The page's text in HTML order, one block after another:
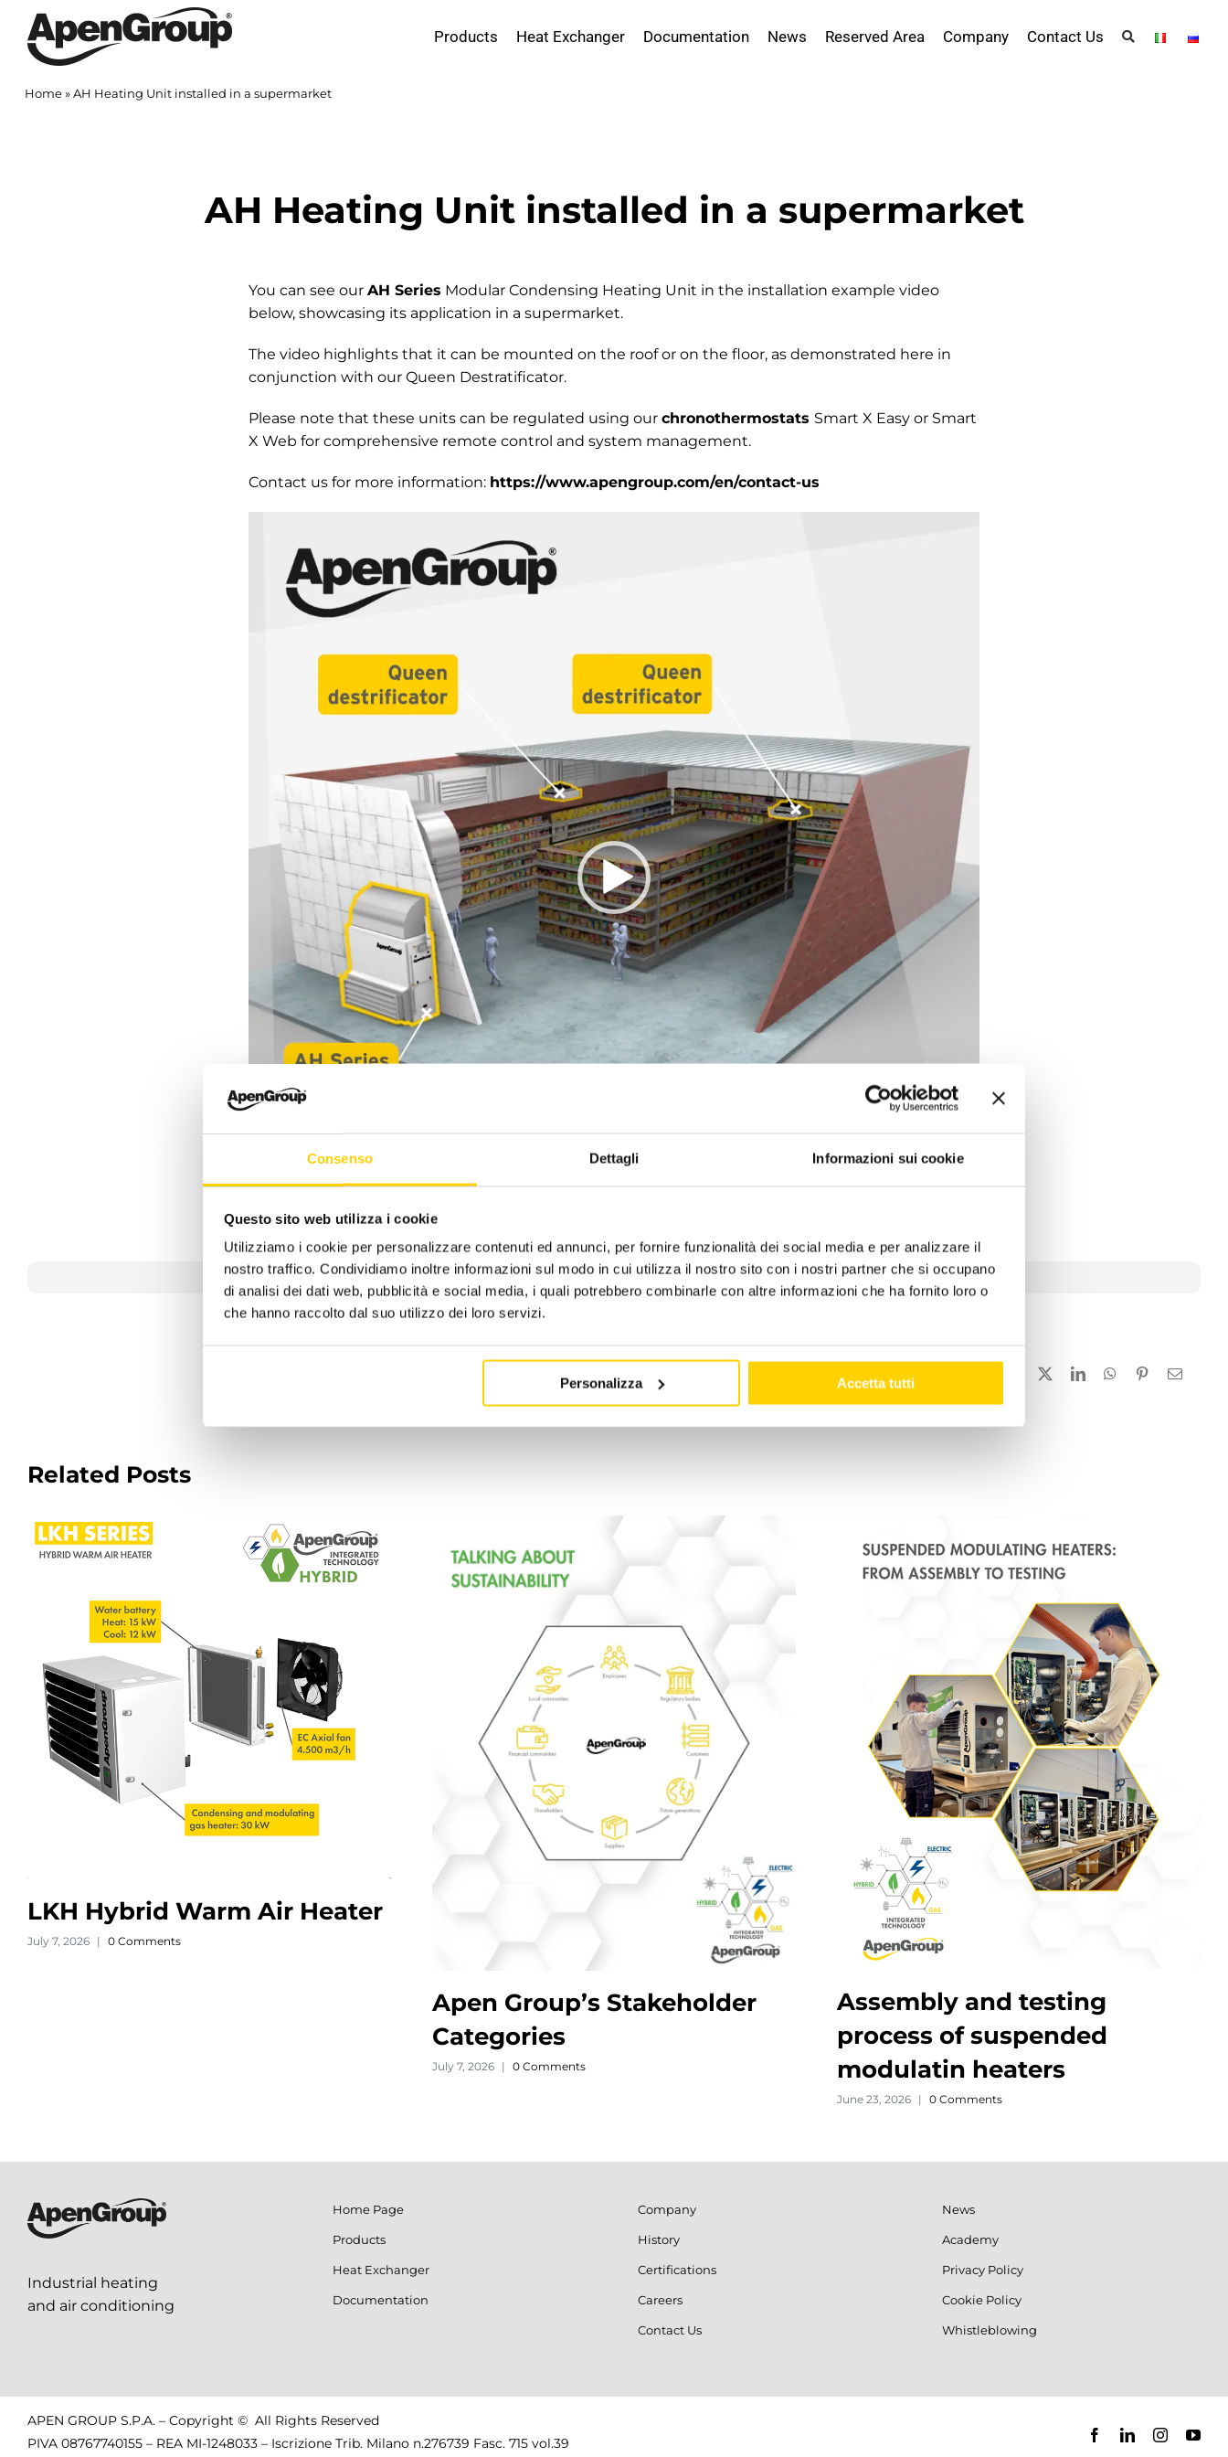
Consenso Dettagli Informazioni sui cookie
Questo sito web utilizza i cookie
Utilizziamo i cookie per personalizzare contenuti ed annunci, per fornire funzionalità dei social media e per analizzare il
nostro traffico. Condividiamo inoltre informazioni sul modo in cui utilizza il nostro sito con i nostri partner che si occupano
di analisi dei dati web, pubblicità e social media, i quali potrebbero combinarle con altre informazioni che ha fornito loro o
che hanno raccolto dal suo utilizzo dei loro servizi.
Personalizza Accetta tutti
content
Products Heat Exchanger Documentation News Reserved Area Company Contact Us
Home»AH Heating Unit installed in a supermarket
AH Heating Unit installed in a supermarket
You can see our AH Series Modular Condensing Heating Unit in the installation example video
below, showcasing its application in a supermarket.
The video highlights that it can be mounted on the roof or on the floor, as demonstrated here in
conjunction with our Queen Destratificator.
Please note that these units can be regulated using our chronothermostats Smart X Easy or Smart
X Web for comprehensive remote control and system management.
Contact us for more information: https://www.apengroup.com/en/contact-us
00:00
August 5, 2025 | Categories:news -en | Tags: AH,AHseries,apengroup ,caringfortheenvironment,lovefortheclimate
Facebook LinkedInWhatsApp
PinterestEmail
Related Posts
LKH Hybrid Warm Air Heater
July 7, 2026 | 0 Comments
Apen Group’s Stakeholder
Categories
July 7, 2026 | 0 Comments
Assembly and testing
process of suspended
modulatin heaters
June 23, 2026 | 0 Comments
Industrial heating
and air conditioning
Home Page
Products
Heat Exchanger
Documentation
Company
History
Certifications
Careers
Contact Us
News
Academy
Privacy Policy
Cookie Policy
Whistleblowing
APEN GROUP S.P.A. – Copyright © All Rights Reserved
PIVA 08767740155 – REA MI-1248033 – Iscrizione Trib. Milano n.276739 Fasc. 715 vol.39